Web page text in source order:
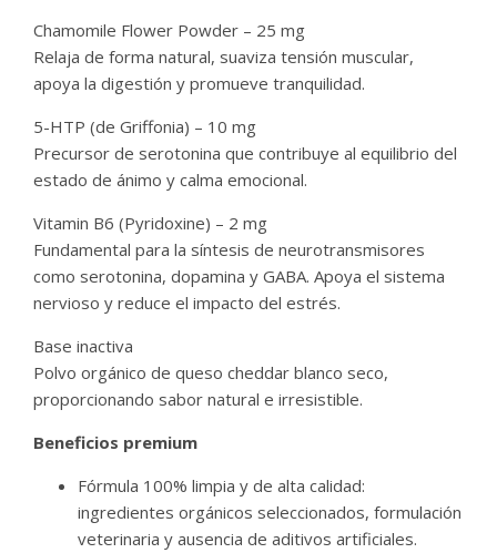
Chamomile Flower Powder – 25 mg
Relaja de forma natural, suaviza tensión muscular,
apoya la digestión y promueve tranquilidad.
5-HTP (de Griffonia) – 10 mg
Precursor de serotonina que contribuye al equilibrio del
estado de ánimo y calma emocional.
Vitamin B6 (Pyridoxine) – 2 mg
Fundamental para la síntesis de neurotransmisores
como serotonina, dopamina y GABA. Apoya el sistema
nervioso y reduce el impacto del estrés.
Base inactiva
Polvo orgánico de queso cheddar blanco seco,
proporcionando sabor natural e irresistible.
Beneficios premium
Fórmula 100% limpia y de alta calidad:
ingredientes orgánicos seleccionados, formulación
veterinaria y ausencia de aditivos artificiales.